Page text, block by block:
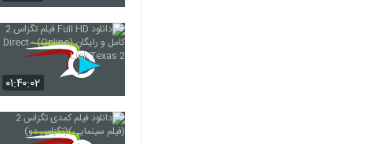
۰۱:۴۰:۰۲